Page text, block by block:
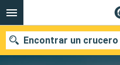
Encontrar un crucero